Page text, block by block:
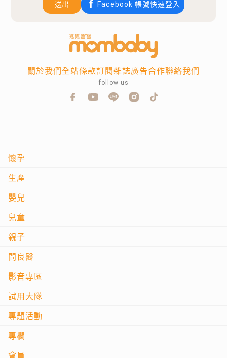
送出
Facebook 帳號快速登入
懷孕
生產
嬰兒
兒童
親子
問良醫
影音專區
試用大隊
專題活動
專欄
會員
關於我們全站條款訂閱雜誌廣告合作聯絡我們
follow us